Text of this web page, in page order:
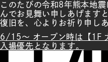
このたびの令和8年熊本地
んでお見舞い申しあげます
復旧を、心よりお祈り申し
6/15～ オープン時は【1F
入場優先となります。